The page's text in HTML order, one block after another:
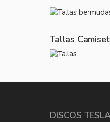
Tallas
DISCOS TESLA